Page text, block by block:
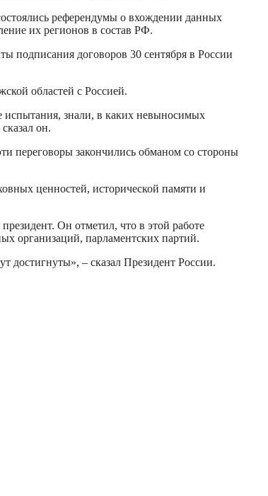
референдумы о вхождении данных
их регионов в состав РФ.
подписания договоров 30 сентября в России
областей с Россией.
знали, в каких невыносимых
он.
переговоры закончились обманом со стороны
ценностей, исторической памяти и
Он отметил, что в этой работе
организаций, парламентских партий.
достигнуты», – сказал Президент России.